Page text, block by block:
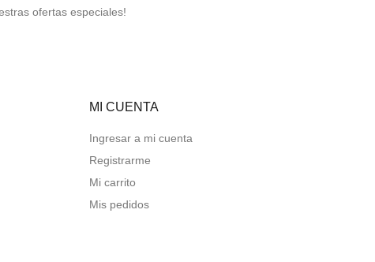
ofertas especiales!
MI CUENTA
Ingresar a mi cuenta
Registrarme
Mi carrito
Mis pedidos